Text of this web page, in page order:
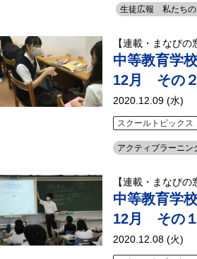
生徒広報 私たちの
【連載・まなびの
中等教育学
12月 その２
2020.12.09 (水)
スクールトピックス
アクティブラーニン
【連載・まなびの
中等教育学
12月 その１
2020.12.08 (火)